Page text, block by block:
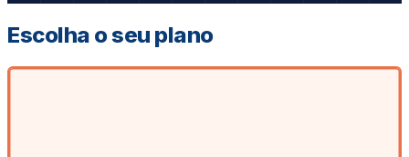
Escolha o seu plano